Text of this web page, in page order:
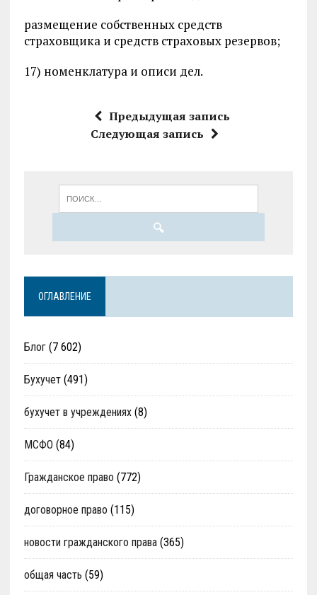
размещение собственных средств
страховщика и средств страховых резервов;
17) номенклатура и описи дел.
Предыдущая запись
Следующая запись
ОГЛАВЛЕНИЕ
Блог(7 602)
Бухучет(491)
бухучет в учреждениях(8)
МСФО (84)
Гражданское право (772)
договорное право (115)
новости гражданского права(365)
общая часть (59)